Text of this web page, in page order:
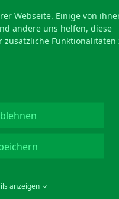
wollen, mit ihren
Sei es, dass Sie
weit kommen lassen
Webseite. Einige von
andere uns helfen, diese
zusätzliche Funktionalitäten
anzeigen